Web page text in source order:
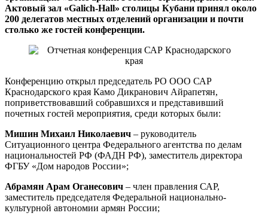
Актовый зал «Galich-Hall» столицы Кубани принял около
200 делегатов местных отделений организации и почти
столько же гостей конференции.
Конференцию открыл председатель РО ООО САР
Краснодарского края Камо Дикранович Айрапетян,
поприветствовавший собравшихся и представивший
почетных гостей мероприятия, среди которых были:
Мишин Михаил Николаевич – руководитель
Ситуационного центра Федерального агентства по делам
национальностей РФ (ФАДН РФ), заместитель директора
ФГБУ «Дом народов России»;
Абрамян Арам Оганесович – член правления САР,
заместитель председателя Федеральной национально-
культурной автономии армян России;